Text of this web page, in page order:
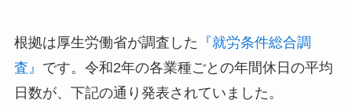
根拠は厚生労働省が調査した 『就労条件総合調
査』 です。令和2年の各業種ごとの年間休日の平均
日数が、下記の通り発表されていました。